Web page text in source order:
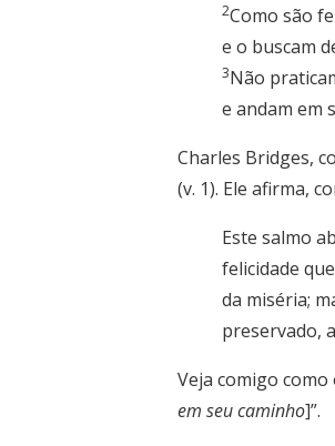
2Como são
e o buscam
3Não
e andam em
Charles Bridges,
(v. 1). Ele afirma,
Este salmo
felicidade
da miséria;
preservado,
Veja comigo
em seu caminho]”.